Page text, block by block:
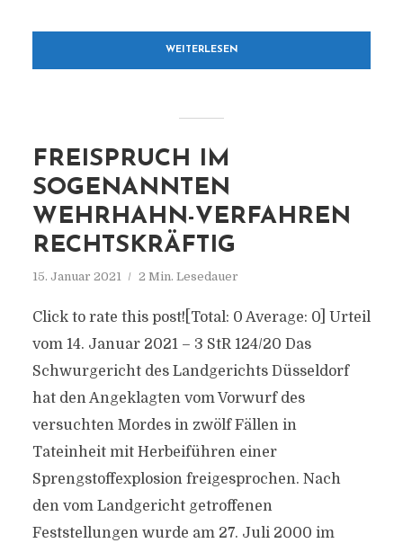
WEITERLESEN
FREISPRUCH IM
SOGENANNTEN
WEHRHAHN-VERFAHREN
RECHTSKRÄFTIG
15. Januar 2021 2 Min. Lesedauer
Click to rate this post![Total: 0 Average: 0] Urteil
vom 14. Januar 2021 – 3 StR 124/20 Das
Schwurgericht des Landgerichts Düsseldorf
hat den Angeklagten vom Vorwurf des
versuchten Mordes in zwölf Fällen in
Tateinheit mit Herbeiführen einer
Sprengstoffexplosion freigesprochen. Nach
den vom Landgericht getroffenen
Feststellungen wurde am 27. Juli 2000 im